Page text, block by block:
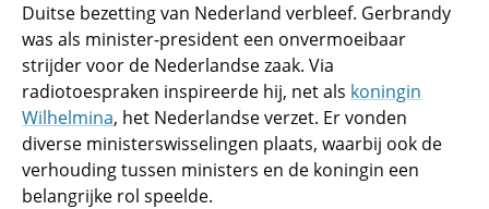
Duitse bezetting van Nederland verbleef. Gerbrandy
was als minister-president een onvermoeibaar
strijder voor de Nederlandse zaak. Via
radiotoespraken inspireerde hij, net als koningin
Wilhelmina, het Nederlandse verzet. Er vonden
diverse ministerswisselingen plaats, waarbij ook de
verhouding tussen ministers en de koningin een
belangrijke rol speelde.